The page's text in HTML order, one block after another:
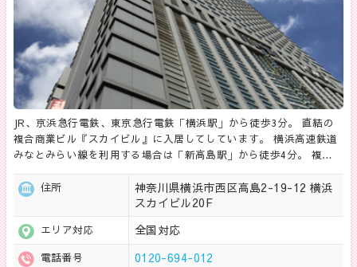
JR、京浜急行電鉄、東京急行電鉄「横浜駅」から徒歩3分。 直結の
複合商業ビル『スカイビル』に入居してしています。 横浜高速鉄道
みなとみらい線を利用する場合は「新高島駅」から徒歩4分。 複…
住所
神奈川県横浜市西区高島2-19-12 横浜
スカイビル20F
エリア対応 全国対応
電話番号 0120-694-012